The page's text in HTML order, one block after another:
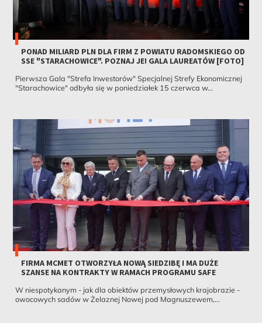
PONAD MILIARD PLN DLA FIRM Z POWIATU RADOMSKIEGO OD
SSE "STARACHOWICE". POZNAJ JE! GALA LAUREATÓW [FOTO]
Pierwsza Gala "Strefa Inwestorów" Specjalnej Strefy Ekonomicznej
"Starachowice" odbyła się w poniedziałek 15 czerwca w...
FIRMA MCMET OTWORZYŁA NOWĄ SIEDZIBĘ I MA DUŻE
SZANSE NA KONTRAKTY W RAMACH PROGRAMU SAFE
W niespotykanym - jak dla obiektów przemysłowych krajobrazie -
owocowych sadów w Żelaznej Nowej pod Magnuszewem,...